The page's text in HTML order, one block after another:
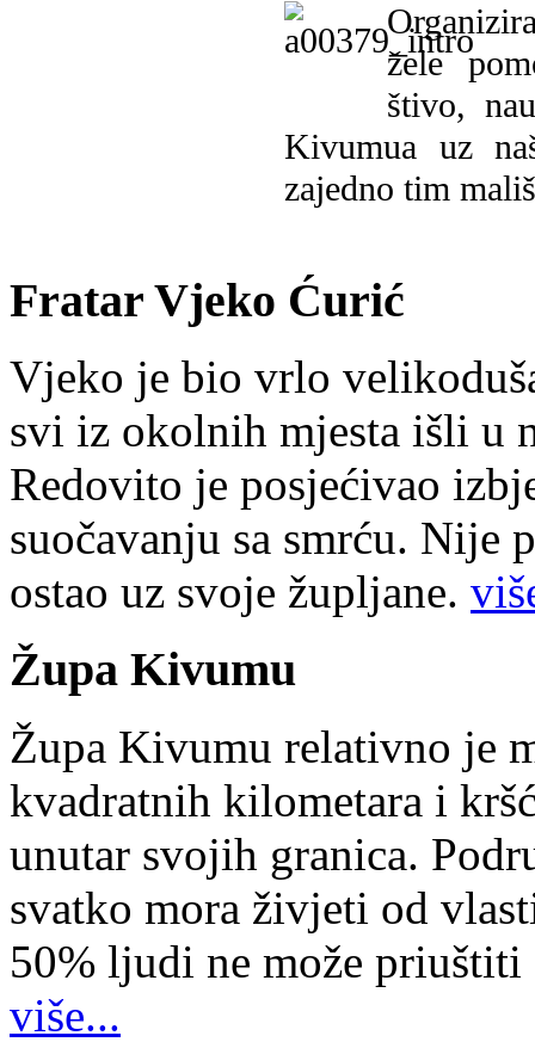
žele
štivo,
Kivumua uz
zajedno tim
Fratar Vjeko Ćurić
Vjeko je bio vrlo
svi iz okolnih mjesta išli u
Redovito je posjećivao
suočavanju sa smrću. Nije
ostao uz svoje župljane.
Župa Kivumu
Župa Kivumu relativno je
kvadratnih kilometara i
unutar svojih granica.
svatko mora živjeti od
50% ljudi ne može
više...